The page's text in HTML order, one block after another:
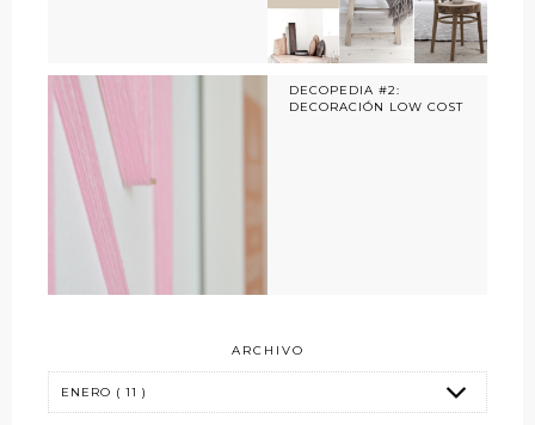
DECOPEDIA #2:
DECORACIÓN LOW COST
ARCHIVO